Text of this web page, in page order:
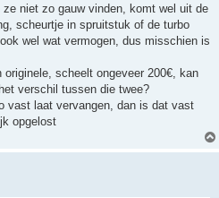
niet zo gauw vinden, komt wel uit de
scheurtje in spruitstuk of de turbo
wel wat vermogen, dus misschien is
originele, scheelt ongeveer 200€, kan
verschil tussen die twee?
vast laat vervangen, dan is dat vast
opgelost